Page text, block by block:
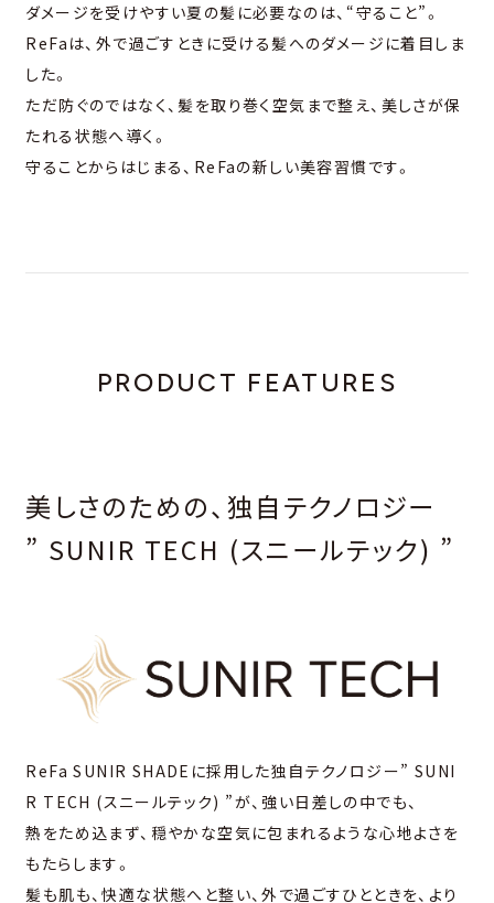
ダメージを受けやすい夏の髪に必要なのは、“守ること”。
ReFaは、外で過ごすときに受ける髪へのダメージに着⽬しま
した。
ただ防ぐのではなく、髪を取り巻く空気まで整え、美しさが保
たれる状態へ導く。
守ることからはじまる、ReFaの新しい美容習慣です。
PRODUCT FEATURES
美しさのための、独⾃テクノロジー
” SUNIR TECH (スニールテック) ”
ReFa SUNIR SHADEに採⽤した独⾃テクノロジー” SUNI
R TECH (スニールテック) ”が、強い⽇差しの中でも、
熱をため込まず、穏やかな空気に包まれるような⼼地よさを
もたらします。
髪も肌も、快適な状態へと整い、外で過ごすひとときを、より